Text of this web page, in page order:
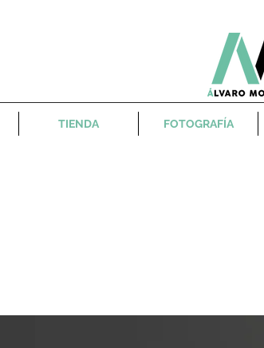
TIENDA FOTOGRAFÍA